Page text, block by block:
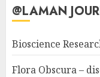
@LAMAN
Bioscience
Flora Obscura –